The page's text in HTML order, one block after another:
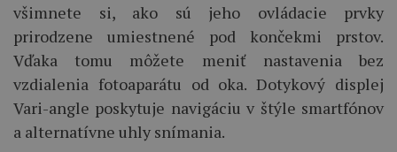
všimnete si, ako sú jeho ovládacie prvky
prirodzene umiestnené pod končekmi prstov.
Vďaka tomu môžete meniť nastavenia bez
vzdialenia fotoaparátu od oka. Dotykový displej
Vari-angle poskytuje navigáciu v štýle smartfónov
a alternatívne uhly snímania.